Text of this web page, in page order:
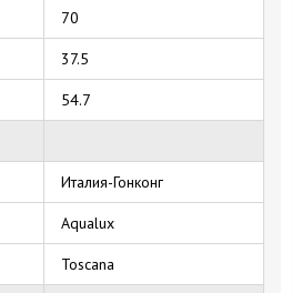
70
37.5
54.7
Италия-Гонконг
Aqualux
Toscana